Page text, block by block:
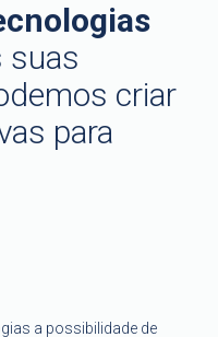
suas
criar
para
a possibilidade de